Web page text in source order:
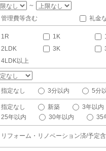
～
管理費等含む
礼金
1R 1K
2LDK
3K
4LDK以上
指定なし 3分以内 5分
指定なし 新築
3年以内
25年以内
30年以内 35
リフォーム・リノベーション済/予定